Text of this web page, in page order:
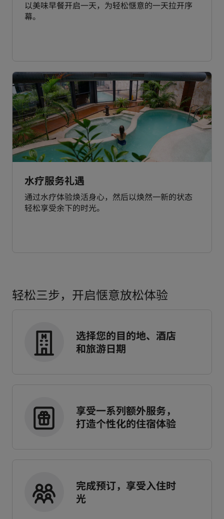
以美味早餐开启一天，为轻松惬意的一天拉开序
幕。
水疗服务礼遇
通过水疗体验焕活身心，然后以焕然一新的状态
轻松享受余下的时光。
轻松三步，开启惬意放松体验
选择您的目的地、酒店
和旅游日期
享受一系列额外服务，
打造个性化的住宿体验
完成预订，享受入住时
光